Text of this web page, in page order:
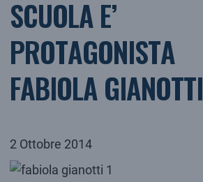
SCUOLA E’
PROTAGONISTA
FABIOLA GIANOTTI
2 Ottobre 2014